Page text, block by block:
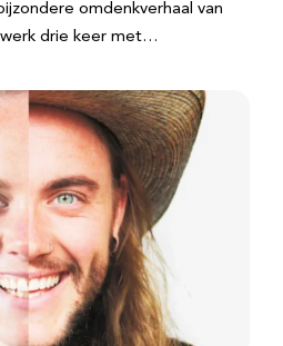
omdenkverhaal van
werk drie keer met…